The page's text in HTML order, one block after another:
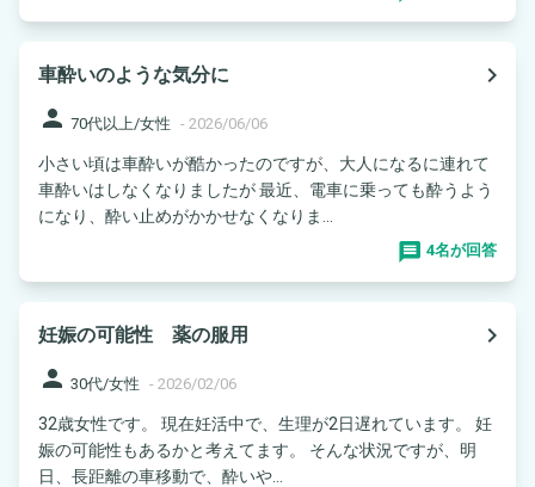
車酔いのような気分に
navigate_next
person 70代以上/女性 - 2026/06/06
小さい頃は車酔いが酷かったのですが、大人になるに連れて
車酔いはしなくなりましたが 最近、電車に乗っても酔うよう
になり、酔い止めがかかせなくなりま...
4名が回答
妊娠の可能性 薬の服用
navigate_next
person 30代/女性 - 2026/02/06
32歳女性です。 現在妊活中で、生理が2日遅れています。 妊
娠の可能性もあるかと考えてます。 そんな状況ですが、明
日、長距離の車移動で、酔いや...